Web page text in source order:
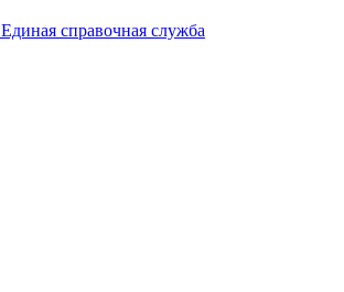
Единая справочная служба